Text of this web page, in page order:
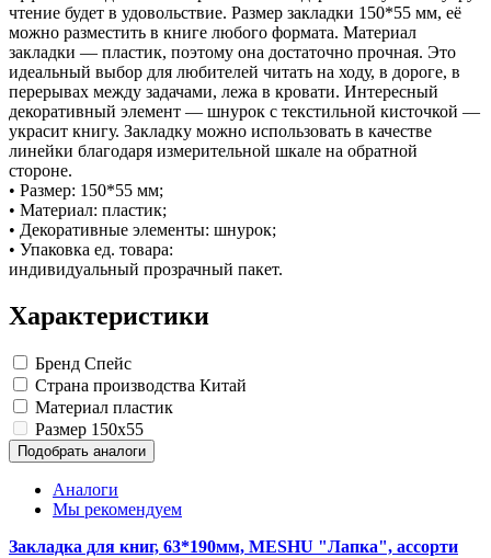
Замки прочие
Ящики для инструментов
Пленки солнцезащитные для окон
Все товары раздела«Хозтовары»
чтение будет в удовольствие. Размер закладки 150*55 мм, её
можно разместить в книге любого формата. Материал
закладки — пластик, поэтому она достаточно прочная. Это
идеальный выбор для любителей читать на ходу, в дороге, в
перерывах между задачами, лежа в кровати. Интересный
декоративный элемент — шнурок с текстильной кисточкой —
украсит книгу. Закладку можно использовать в качестве
линейки благодаря измерительной шкале на обратной
стороне.
• Размер: 150*55 мм;
• Материал: пластик;
• Декоративные элементы: шнурок;
• Упаковка ед. товара:
индивидуальный прозрачный пакет.
Характеристики
Бренд Спейс
Страна производства Китай
Материал пластик
Размер 150x55
Подобрать аналоги
Аналоги
Мы рекомендуем
Закладка для книг, 63*190мм, MESHU "Лапка", ассорти